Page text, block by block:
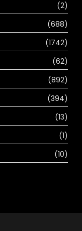
(2)
(688)
(1742)
(62)
(892)
(394)
(13)
(1)
(10)